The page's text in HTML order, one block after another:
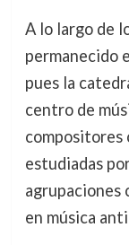
A lo largo de
permanecido
pues la
centro de
compositores
estudiadas
agrupaciones
en música